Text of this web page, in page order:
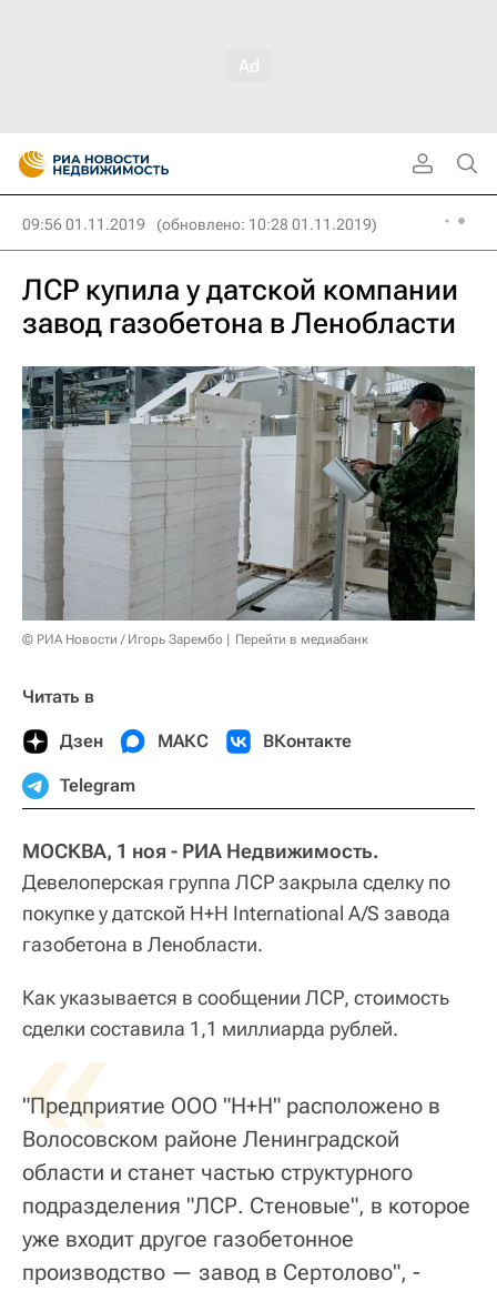
09:56 01.11.2019 (обновлено: 10:28 01.11.2019)
ЛСР купила у датской компании
завод газобетона в Ленобласти
© РИА Новости / Игорь Зарембо Перейти в медиабанк
Читать в
Дзен МАКС ВКонтакте
Telegram
МОСКВА, 1 ноя - РИА Недвижимость.
Девелоперская группа ЛСР закрыла сделку по
покупке у датской Н+Н International A/S завода
газобетона в Ленобласти.
Как указывается в сообщении ЛСР, стоимость
сделки составила 1,1 миллиарда рублей.
«
"Предприятие ООО "Н+Н" расположено в
Волосовском районе Ленинградской
области и станет частью структурного
подразделения "ЛСР. Стеновые", в которое
уже входит другое газобетонное
производство — завод в Сертолово", -